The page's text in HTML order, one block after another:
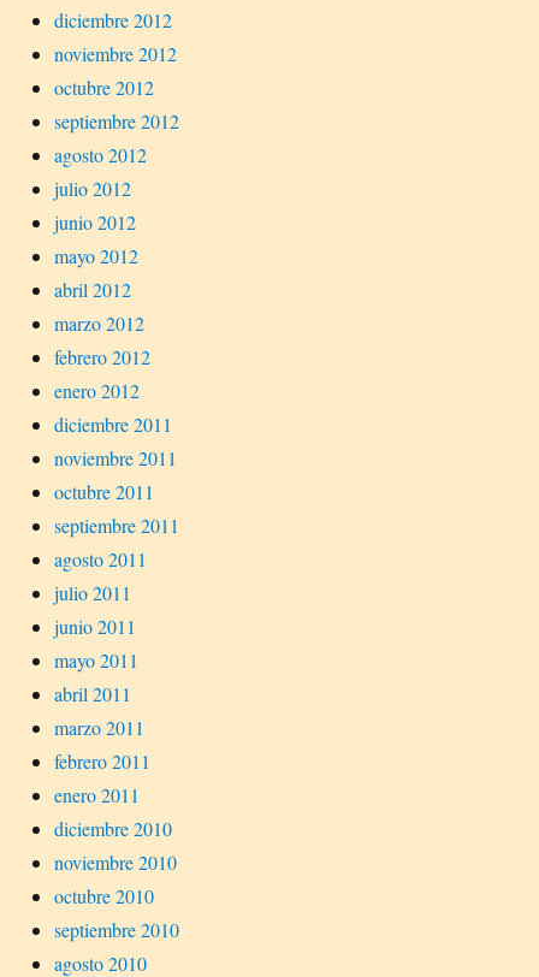
diciembre 2012
noviembre 2012
octubre 2012
septiembre 2012
agosto 2012
julio 2012
junio 2012
mayo 2012
abril 2012
marzo 2012
febrero 2012
enero 2012
diciembre 2011
noviembre 2011
octubre 2011
septiembre 2011
agosto 2011
julio 2011
junio 2011
mayo 2011
abril 2011
marzo 2011
febrero 2011
enero 2011
diciembre 2010
noviembre 2010
octubre 2010
septiembre 2010
agosto 2010